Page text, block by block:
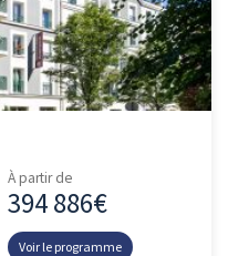
À partir de
394 886€
Voir le programme